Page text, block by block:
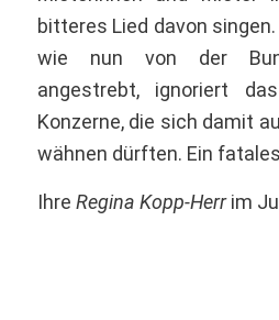
bitteres Lied davon
wie nun von der
angestrebt, ignoriert
Konzerne, die sich damit
wähnen dürften. Ein
Ihre Regina Kopp-Herrim